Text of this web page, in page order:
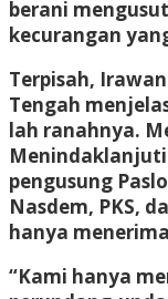
berani
kecurangan
Terpisah,
Tengah
lah ranahnya.
pengusung
Nasdem, PKS,
hanya
“Kami hanya